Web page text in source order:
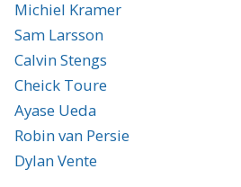
Michiel Kramer
Sam Larsson
Calvin Stengs
Cheick Toure
Ayase Ueda
Robin van Persie
Dylan Vente